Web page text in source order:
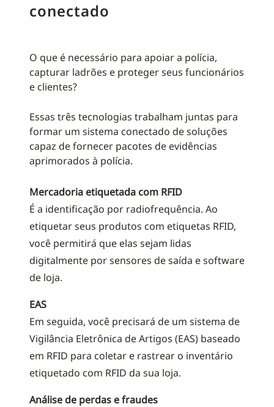
conectado
O que é necessário para apoiar a polícia,
capturar ladrões e proteger seus funcionários
e clientes?
Essas três tecnologias trabalham juntas para
formar um sistema conectado de soluções
capaz de fornecer pacotes de evidências
aprimorados à polícia.
Mercadoria etiquetada com RFID
É a identificação por radiofrequência. Ao
etiquetar seus produtos com etiquetas RFID,
você permitirá que elas sejam lidas
digitalmente por sensores de saída e software
de loja.
EAS
Em seguida, você precisará de um sistema de
Vigilância Eletrônica de Artigos (EAS) baseado
em RFID para coletar e rastrear o inventário
etiquetado com RFID da sua loja.
Análise de perdas e fraudes